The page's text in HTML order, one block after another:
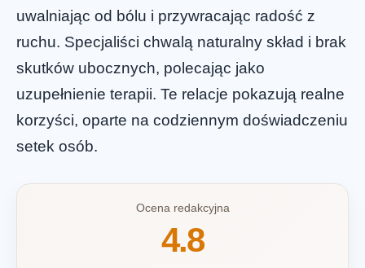
uwalniając od bólu i przywracając radość z
ruchu. Specjaliści chwalą naturalny skład i brak
skutków ubocznych, polecając jako
uzupełnienie terapii. Te relacje pokazują realne
korzyści, oparte na codziennym doświadczeniu
setek osób.
Ocena redakcyjna
4.8